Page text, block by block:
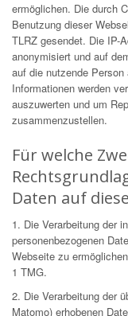
ermöglichen. Die durch
Benutzung dieser
TLRZ gesendet. Die IP-
anonymisiert und auf
auf die nutzende
Informationen werden
auszuwerten und um
zusammenzustellen.
Für welche
Daten auf
1. Die Verarbeitung der
personenbezogenen
Webseite zu
1 TMG.
2. Die Verarbeitung der
Matomo) erhobenen